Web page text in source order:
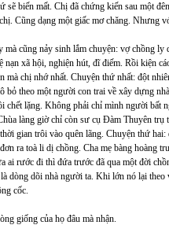
sẽ biến mất. Chị đã chứng kiến sau một
Cũng dạng một giấc mơ chăng. Nhưng
mà cũng nảy sinh lắm chuyện: vợ chồng ly
nạn xã hội, nghiện hút, đĩ điếm. Rồi kiện
mà chị nhớ nhất. Chuyện thứ nhất: đột
bỏ theo một người con trai về xây dựng
chết lặng. Không phải chỉ mình người bất
làng giờ chỉ còn sư cụ Đàm Thuyên trụ
gian trôi vào quên lãng. Chuyện thứ hai:
ra toà li dị chồng. Cha mẹ bàng hoàng
ai rước đi thì đứa trước đã qua một đời
dòng dõi nhà người ta. Khi lớn nó lại theo
cốc.
giống của họ đâu mà nhận.